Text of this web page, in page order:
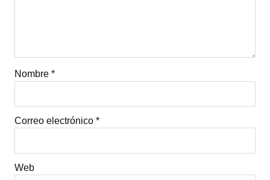
Nombre *
Correo electrónico *
Web